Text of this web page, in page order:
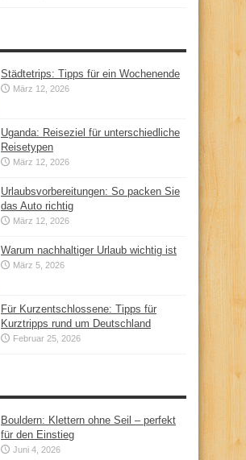
Städtetrips: Tipps für ein Wochenende
März 12, 2026
Uganda: Reiseziel für unterschiedliche
Reisetypen
März 12, 2026
Urlaubsvorbereitungen: So packen Sie
das Auto richtig
März 12, 2026
Warum nachhaltiger Urlaub wichtig ist
März 5, 2026
Für Kurzentschlossene: Tipps für
Kurztripps rund um Deutschland
Februar 25, 2026
Bouldern: Klettern ohne Seil – perfekt
für den Einstieg
Juni 4, 2026